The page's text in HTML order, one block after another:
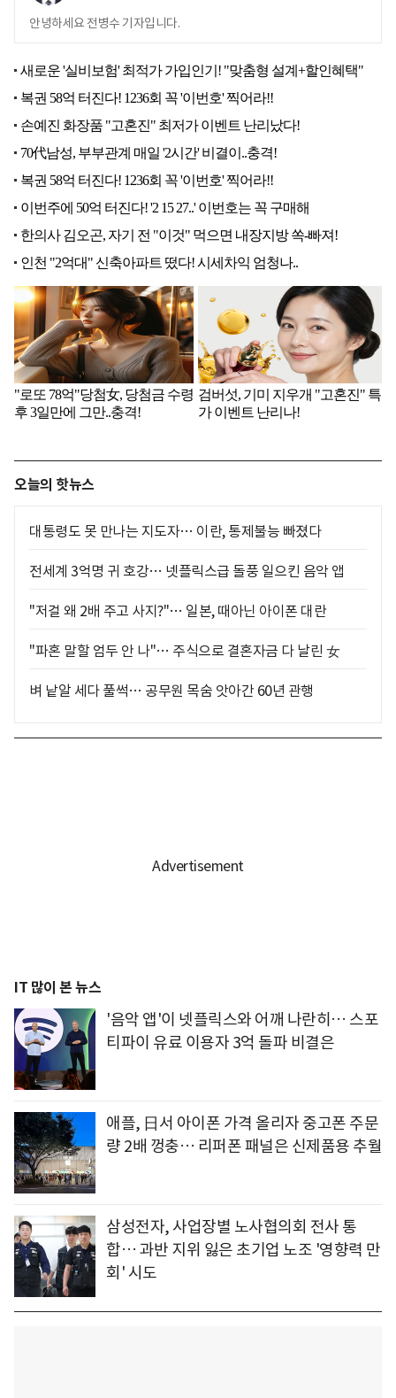
안녕하세요 전병수 기자입니다.
오늘의 핫뉴스
대통령도 못 만나는 지도자… 이란, 통제불능 빠졌다
전세계 3억명 귀 호강… 넷플릭스급 돌풍 일으킨 음악 앱
"저걸 왜 2배 주고 사지?"… 일본, 때아닌 아이폰 대란
"파혼 말할 엄두 안 나"… 주식으로 결혼자금 다 날린 女
벼 낱알 세다 풀썩… 공무원 목숨 앗아간 60년 관행
IT 많이 본 뉴스
'음악 앱'이 넷플릭스와 어깨 나란히… 스포
티파이 유료 이용자 3억 돌파 비결은
애플, 日서 아이폰 가격 올리자 중고폰 주문
량 2배 껑충… 리퍼폰 패널은 신제품용 추월
삼성전자, 사업장별 노사협의회 전사 통
합… 과반 지위 잃은 초기업 노조 '영향력 만
회' 시도